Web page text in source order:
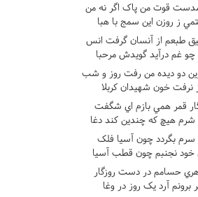
قوت من پاک اگر نه من
ز روزن اين سمج با هبا
طبعم از آنسان گرفت انس
چو غم درآيد گويدش مرحبا
دو ديده من رفت روز و شب
نرفت خون شهيدان کربلا
قمر همي بازم اي شگفت
هيچ که چندين کند دغا
سرم بگردد چون آسيا فلک
خود نجنبم چون قطب آسيا
حسامم در دست روزگار
برونم آرد يک روز در وغا